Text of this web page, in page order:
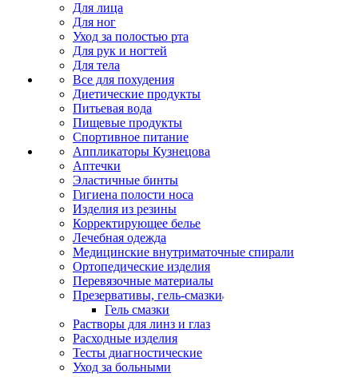
Для лица
Для ног
Уход за полостью рта
Для рук и ногтей
Для тела
Все для похудения
Диетические продукты
Питьевая вода
Пищевые продукты
Спортивное питание
Аппликаторы Кузнецова
Аптечки
Эластичные бинты
Гигиена полости носа
Изделия из резины
Корректирующее белье
Лечебная одежда
Медицинские внутриматочные спирали
Ортопедические изделия
Перевязочные материалы
Презервативы, гель-смазки
Гель смазки
Растворы для линз и глаз
Расходные изделия
Тесты диагностические
Уход за больными